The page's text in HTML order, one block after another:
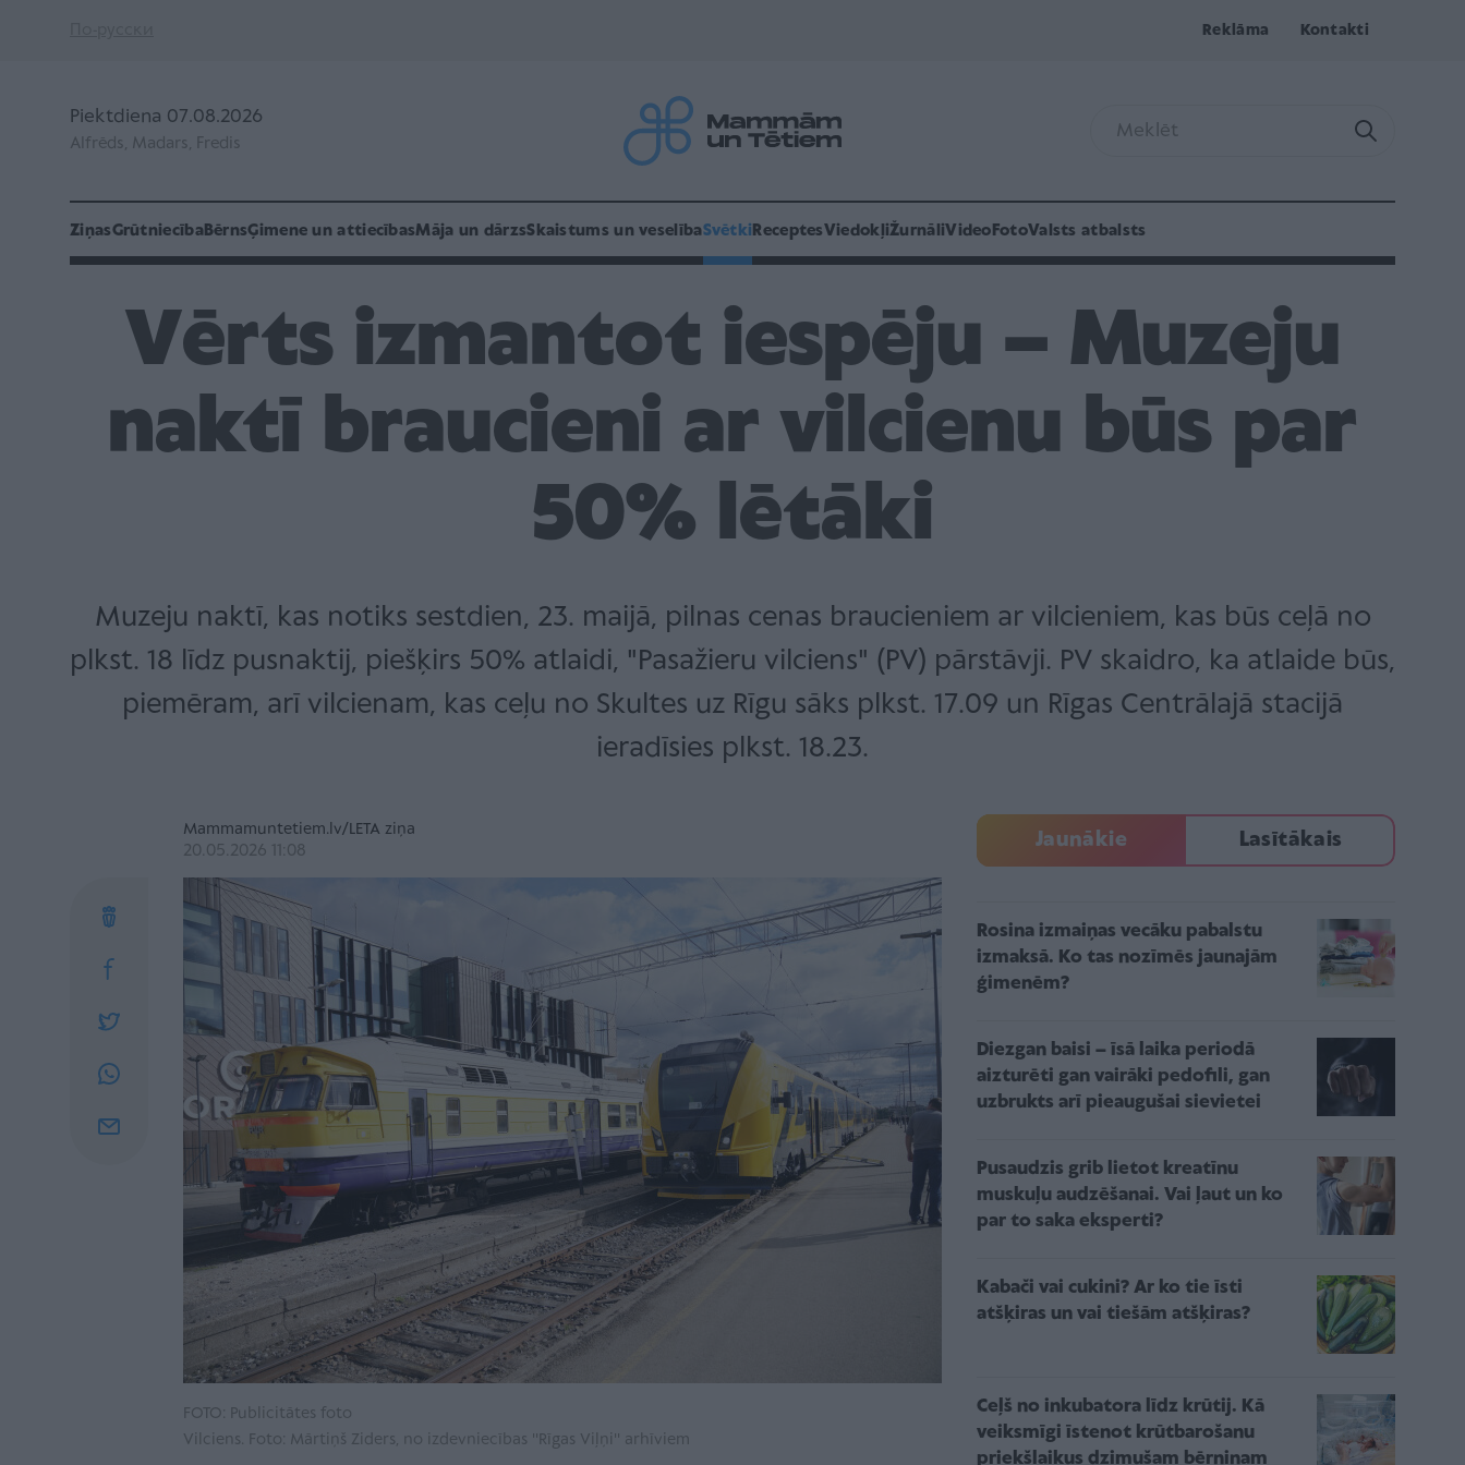
Reklāma Kontakti
Piektdiena 07.08.2026
Alfrēds, Madars, Fredis
ZiņasGrūtniecībaBērnsĢimene un attiecībasMāja un dārzsSkaistums un veselībaSvētki ReceptesViedokļiŽurnāliVideo FotoValsts atbalsts
Vērts izmantot iespēju – Muzeju
naktī braucieni ar vilcienu būs par
50% lētāki
Muzeju naktī, kas notiks sestdien, 23. maijā, pilnas cenas braucieniem ar vilcieniem, kas būs ceļā no
plkst. 18 līdz pusnaktij, piešķirs 50% atlaidi, "Pasažieru vilciens" (PV) pārstāvji. PV skaidro, ka atlaide būs,
piemēram, arī vilcienam, kas ceļu no Skultes uz Rīgu sāks plkst. 17.09 un Rīgas Centrālajā stacijā
ieradīsies plkst. 18.23.
Mammamuntetiem.lv/LETA ziņa
20.05.2026 11:08
FOTO: Publicitātes foto
Vilciens. Foto: Mārtiņš Ziders, no izdevniecības ''Rīgas Viļņi'' arhīviem
Jaunākie Lasītākais
Rosina izmaiņas vecāku pabalstu
izmaksā. Ko tas nozīmēs jaunajām
ģimenēm?
Diezgan baisi – īsā laika periodā
aizturēti gan vairāki pedofili, gan
uzbrukts arī pieaugušai sievietei
Pusaudzis grib lietot kreatīnu
muskuļu audzēšanai. Vai ļaut un ko
par to saka eksperti?
Kabači vai cukini? Ar ko tie īsti
atšķiras un vai tiešām atšķiras?
Ceļš no inkubatora līdz krūtij. Kā
veiksmīgi īstenot krūtbarošanu
priekšlaikus dzimušam bērniņam